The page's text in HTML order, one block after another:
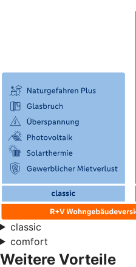
classic
comfort
Weitere Vorteile